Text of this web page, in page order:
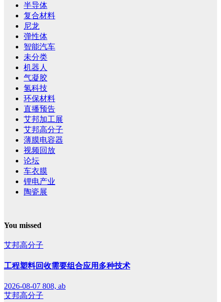
半导体
复合材料
尼龙
弹性体
智能汽车
未分类
机器人
气凝胶
氢科技
环保材料
直播预告
艾邦加工展
艾邦高分子
薄膜电容器
视频回放
论坛
车衣膜
锂电产业
陶瓷展
You missed
艾邦高分子
工程塑料回收需要组合应用多种技术
2026-08-07 808, ab
艾邦高分子